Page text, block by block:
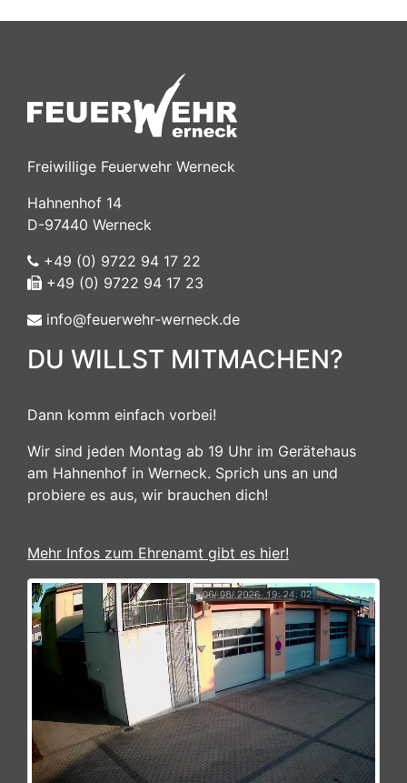
Freiwillige Feuerwehr Werneck
Hahnenhof 14
D-97440 Werneck
+49 (0) 9722 94 17 22
+49 (0) 9722 94 17 23
info@feuerwehr-werneck.de
DU WILLST MITMACHEN?
Dann komm einfach vorbei!
Wir sind jeden Montag ab 19 Uhr im Gerätehaus
am Hahnenhof in Werneck. Sprich uns an und
probiere es aus, wir brauchen dich!
Mehr Infos zum Ehrenamt gibt es hier!